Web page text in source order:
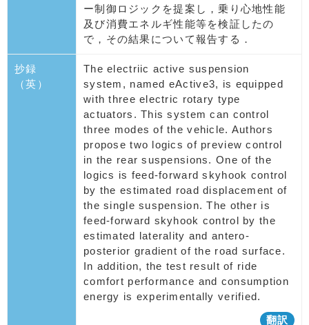
ー制御ロジックを提案し，乗り心地性能
及び消費エネルギ性能等を検証したの
で，その結果について報告する．
抄録
（英）
The electriic active suspension
system, named eActive3, is equipped
with three electric rotary type
actuators. This system can control
three modes of the vehicle. Authors
propose two logics of preview control
in the rear suspensions. One of the
logics is feed-forward skyhook control
by the estimated road displacement of
the single suspension. The other is
feed-forward skyhook control by the
estimated laterality and antero-
posterior gradient of the road surface.
In addition, the test result of ride
comfort performance and consumption
energy is experimentally verified.
翻訳